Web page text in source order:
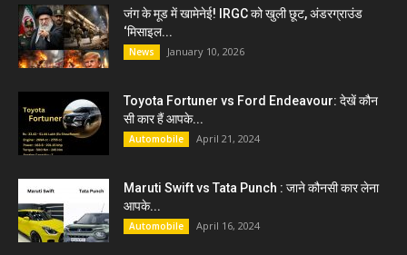
जंग के मूड में खामेनेई! IRGC को खुली छूट, अंडरग्राउंड
‘मिसाइल...
News January 10, 2026
Toyota Fortuner vs Ford Endeavour: देखें कौन
सी कार हैं आपके...
Automobile April 21, 2024
Maruti Swift vs Tata Punch : जाने कौनसी कार लेना
आपके...
Automobile April 16, 2024